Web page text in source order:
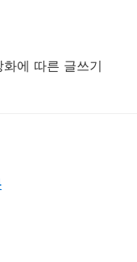
에 따른 글쓰기